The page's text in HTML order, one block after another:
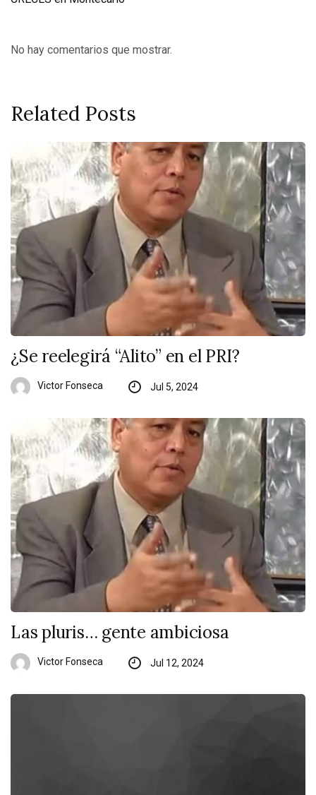
No hay comentarios que mostrar.
Related Posts
¿Se reelegirá “Alito” en el PRI?
Victor Fonseca Jul 5, 2024
Las pluris… gente ambiciosa
Victor Fonseca Jul 12, 2024